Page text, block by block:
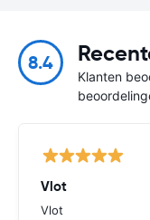
8.4
Klanten
Vlot
Vlot